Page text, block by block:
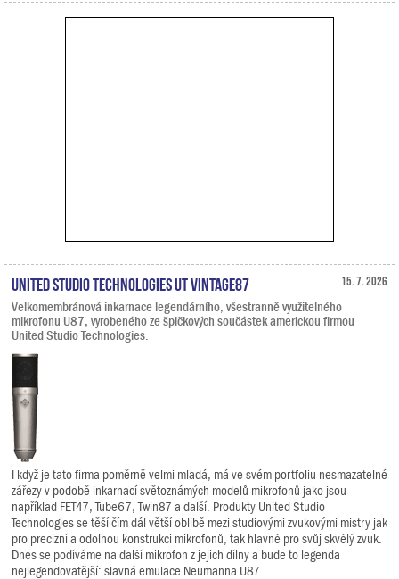
15. 7. 2026
United Studio Technologies UT Vintage87
Velkomembránová inkarnace legendárního, všestranně využitelného
mikrofonu U87, vyrobeného ze špičkových součástek americkou firmou
United Studio Technologies.
I když je tato firma poměrně velmi mladá, má ve svém portfoliu nesmazatelné
zářezy v podobě inkarnací světoznámých modelů mikrofonů jako jsou
například FET47, Tube67, Twin87 a další. Produkty United Studio
Technologies se těší čím dál větší oblibě mezi studiovými zvukovými mistry jak
pro precizní a odolnou konstrukci mikrofonů, tak hlavně pro svůj skvělý zvuk.
Dnes se podíváme na další mikrofon z jejich dílny a bude to legenda
nejlegendovatější: slavná emulace Neumanna U87....